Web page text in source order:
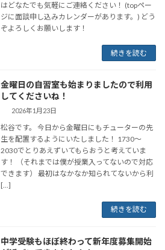
はどなたでも気軽にご連絡ください！ (topペー
ジに面談申し込みカレンダーがあります。) どう
ぞよろしくお願いします！
続きを読む
金曜日の自習室も始まりましたので利用
してくださいね！
2026年1月23日
松谷です。 今日から金曜日にもチューターの先
生を配置するようにいたしました！ 1730～
2030でとりあえずいてもらおうと考えていま
す！ （それまでは僕が授業入ってないので対応
できます） 最初はなかなか知られてないから利
[…]
続きを読む
中学受験もほぼ終わって新年度募集開始